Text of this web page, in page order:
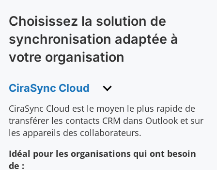
Choisissez la solution de
synchronisation adaptée à
votre organisation
CiraSync Cloud
CiraSync Cloud est le moyen le plus rapide de
transférer les contacts CRM dans Outlook et sur
les appareils des collaborateurs.
Idéal pour les organisations qui ont besoin
de :